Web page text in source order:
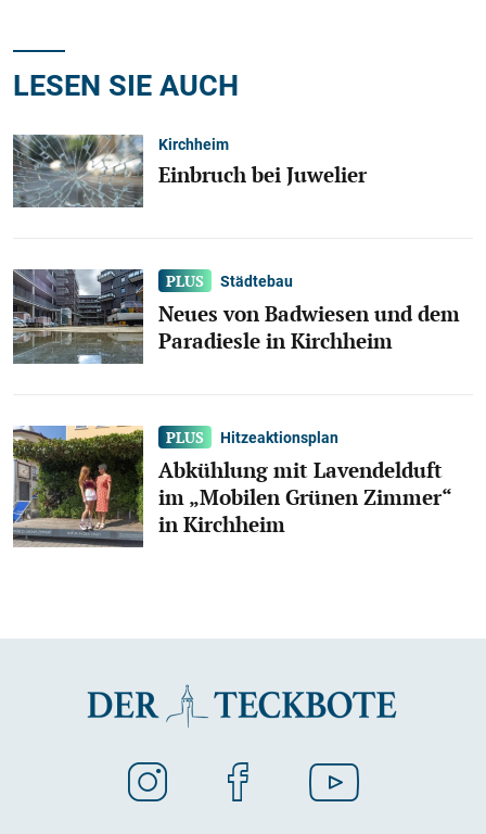
LESEN SIE AUCH
Kirchheim
Einbruch bei Juwelier
Städtebau
Neues von Badwiesen und dem
Paradiesle in Kirchheim
Hitzeaktionsplan
Abkühlung mit Lavendelduft
im „Mobilen Grünen Zimmer“
in Kirchheim